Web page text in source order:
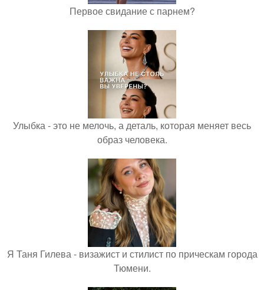
Первое свидание с парнем?
Улыбка - это не мелочь, а деталь, которая меняет весь
образ человека.
Я Таня Гилева - визажист и стилист по прическам города
Тюмени.